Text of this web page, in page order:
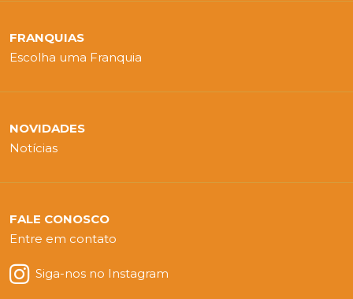
FRANQUIAS
Escolha uma Franquia
NOVIDADES
Notícias
FALE CONOSCO
Entre em contato
Siga-nos no Instagram